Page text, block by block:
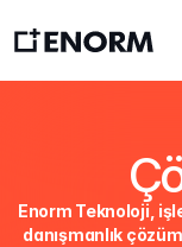
Enorm Teknoloji,
danışmanlık